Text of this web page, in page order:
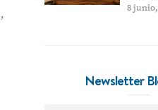
8 junio,
Newsletter